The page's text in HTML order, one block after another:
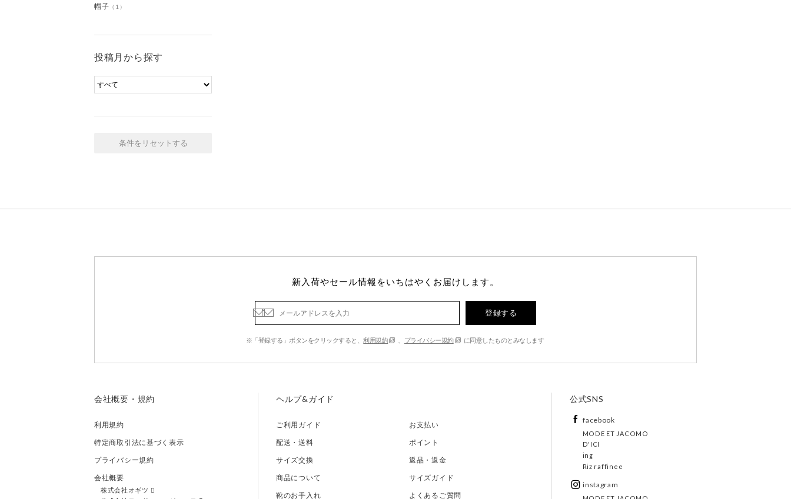
帽子 （1）
投稿月から探す
条件をリセットする
新入荷やセール情報をいちはやくお届けします。
登録する
※「登録する」ボタンをクリックすると、利用規約 プライバシー規約 に同意したものとみなします
会社概要・規約
利用規約
特定商取引法に基づく表示
プライバシー規約
会社概要
株式会社オギツ
ヘルプ&ガイド
ご利用ガイド
お支払い
配送・送料
ポイント
サイズ交換
返品・返金
商品について
サイズガイド
靴のお手入れ
よくあるご質問
公式SNS
facebook
MODE ET JACOMO
D'ICI
ing
Riz raffinee
instagram